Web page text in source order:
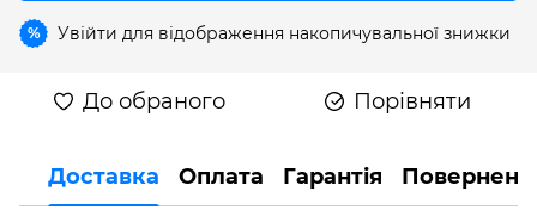
% Увійти для відображення накопичувальної знижки
До обраного Порівняти
Доставка Оплата Гарантія